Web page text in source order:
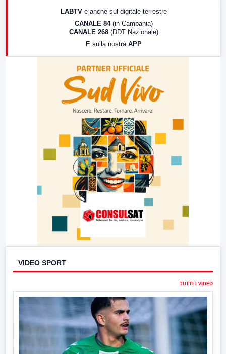
LABTV e anche sul digitale terrestre
CANALE 84 (in Campania)
CANALE 268 (DDT Nazionale)
E sulla nostra APP
VIDEO SPORT
TUTTI I VIDEO